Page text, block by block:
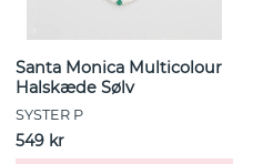
Santa Monica Multicolour
Halskæde Sølv
SYSTER P
549 kr